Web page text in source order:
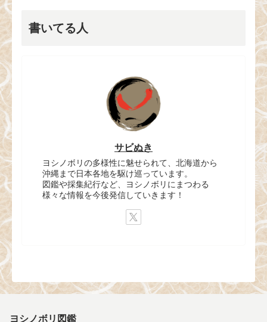
書いてる人
サビぬき
ヨシノボリの多様性に魅せられて、北海道から
沖縄まで日本各地を駆け巡っています。
図鑑や採集紀行など、ヨシノボリにまつわる
様々な情報を今後発信していきます！
ヨシノボリ図鑑